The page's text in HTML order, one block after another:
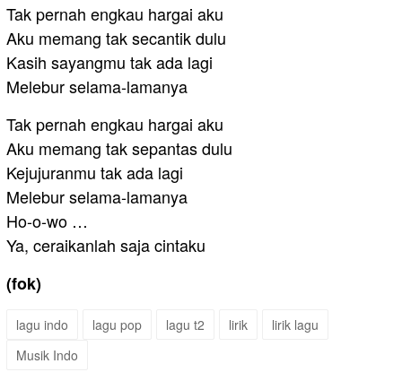
Tak pernah engkau hargai aku
Aku memang tak secantik dulu
Kasih sayangmu tak ada lagi
Melebur selama-lamanya
Tak pernah engkau hargai aku
Aku memang tak sepantas dulu
Kejujuranmu tak ada lagi
Melebur selama-lamanya
Ho-o-wo …
Ya, ceraikanlah saja cintaku
(fok)
lagu indo lagu pop lagu t2 lirik
lirik lagu
Musik Indo